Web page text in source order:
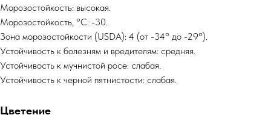
Морозостойкость: высокая.
Морозостойкость, °C: -30.
Зона морозостойкости (USDA): 4 (от -34° до -29°).
Устойчивость к болезням и вредителям: средняя.
Устойчивость к мучнистой росе: слабая.
Устойчивость к черной пятнистости: слабая.
Цветение